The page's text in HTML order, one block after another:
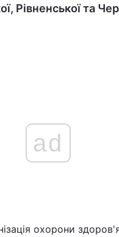
Рівненської та
ad
охорони